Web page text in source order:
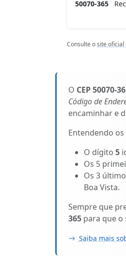
50070-365
Consulte osite oficial
O CEP 50070-
Código de
encaminhar e
Entendendo os
O dígito 5
Os 5
Os 3
Boa Vista.
Sempre que
365 para que o
Saiba mais